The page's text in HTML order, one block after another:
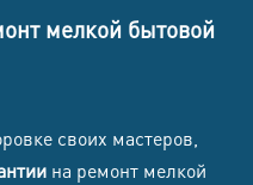
мелкой бытовой
своих мастеров,
на ремонт мелкой